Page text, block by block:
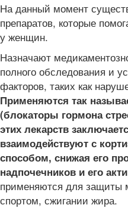
На данный момент
препаратов, которые
у женщин.
Назначают
полного обследования и
факторов, таких как
Применяются так
(блокаторы гормона
этих лекарств
взаимодействуют с
способом, снижая его
надпочечников и его
применяются для защиты
спортом, сжигании жира.